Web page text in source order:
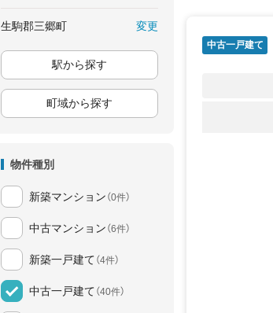
生駒郡三郷町 変更
駅から探す
町域から探す
物件種別
新築マンション （0件）
中古マンション （6件）
新築一戸建て （4件）
中古一戸建て （40件）
中古一戸建て